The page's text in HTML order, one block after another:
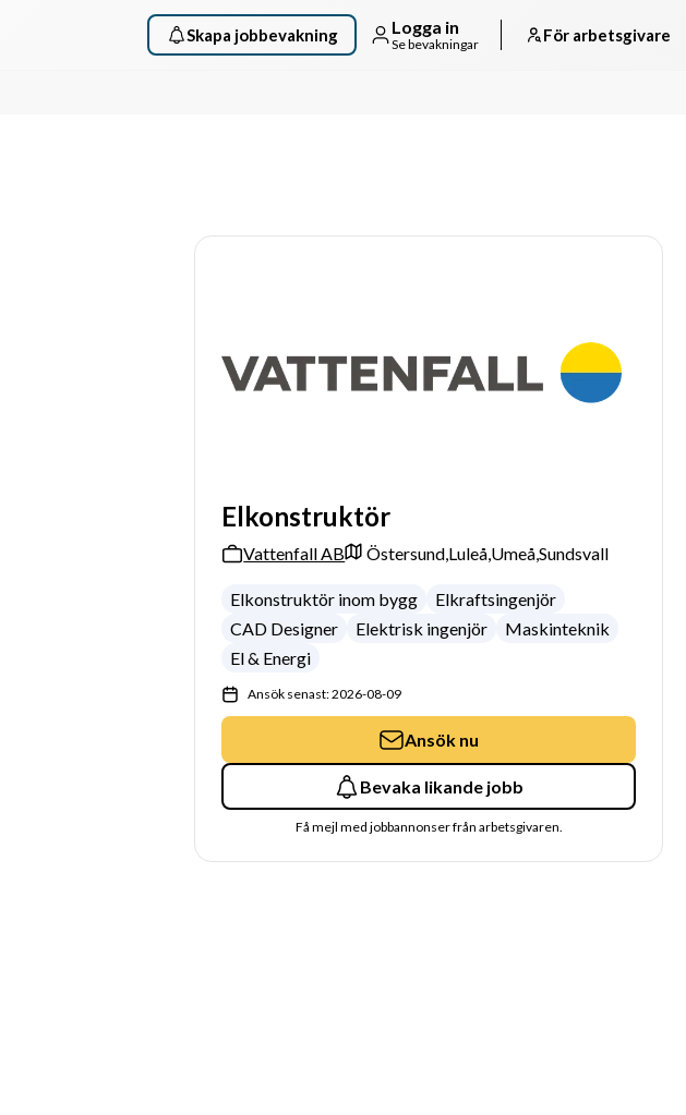
Skapa jobbevakning Logga in
Se bevakningar För arbetsgivare
Elkonstruktör
Vattenfall AB Östersund,Luleå,Umeå,Sundsvall
Elkonstruktör inom bygg
Elkraftsingenjör
CAD Designer
Elektrisk ingenjör
Maskinteknik
El & Energi
Ansök senast: 2026-08-09
Ansök nu
Bevaka likande jobb
Få mejl med jobbannonser från arbetsgivaren.